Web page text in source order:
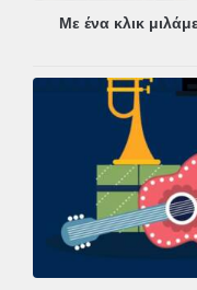
Με ένα κλικ